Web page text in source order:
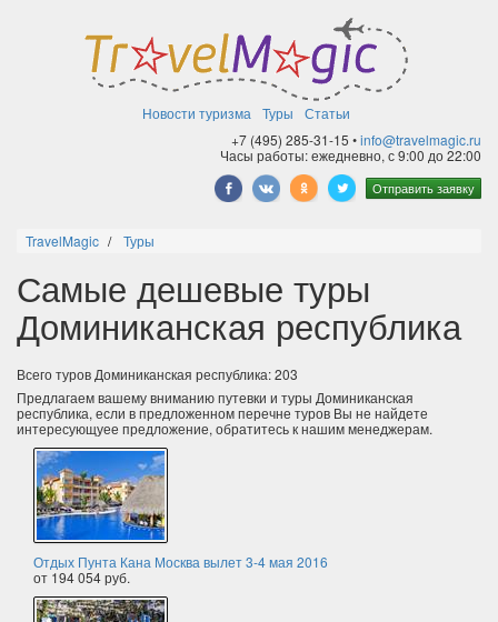
Новости туризма Туры
Статьи
+7 (495) 285-31-15 •info@travelmagic.ru
Часы работы: ежедневно, с 9:00 до 22:00
Отправить заявку
TravelMagic Туры
Самые дешевые туры
Доминиканская республика
Всего туров Доминиканская республика: 203
Предлагаем вашему вниманию путевки и туры Доминиканская
республика, если в предложенном перечне туров Вы не найдете
интересующуее предложение, обратитесь к нашим менеджерам.
Отдых Пунта Кана Москва вылет 3-4 мая 2016
от 194 054 руб.